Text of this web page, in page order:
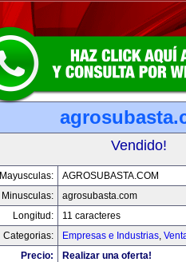
Vendido!
Mayusculas:
AGROSUBASTA.COM
Minusculas:
agrosubasta.com
Longitud:
11 caracteres
Categorias:
Empresas e Industrias,
Precio:
Realizar una oferta!